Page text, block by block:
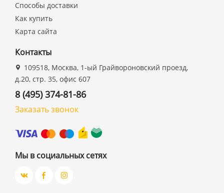
Способы доставки
Как купить
Карта сайта
Контакты
109518, Москва, 1-ый Грайвороновский проезд,
д.20, стр. 35, офис 607
8 (495) 374-81-86
Заказать звонок
Мы в социальных сетях